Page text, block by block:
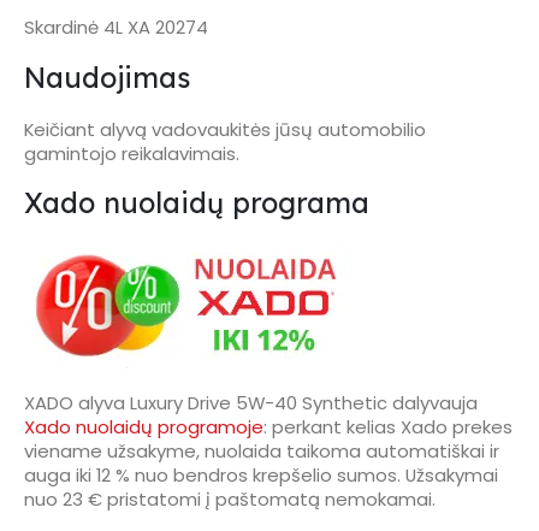
Skardinė 4L XA 20274
Naudojimas
Keičiant alyvą vadovaukitės jūsų automobilio
gamintojo reikalavimais.
Xado nuolaidų programa
XADO alyva Luxury Drive 5W-40 Synthetic dalyvauja
Xado nuolaidų programoje: perkant kelias Xado prekes
viename užsakyme, nuolaida taikoma automatiškai ir
auga iki 12 % nuo bendros krepšelio sumos. Užsakymai
nuo 23 € pristatomi į paštomatą nemokamai.